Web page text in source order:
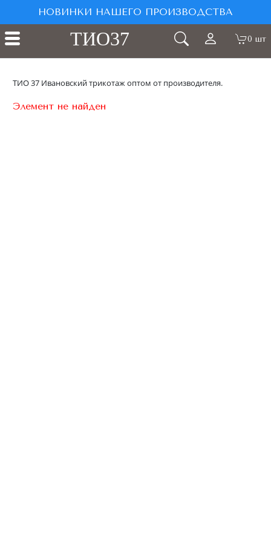
НОВИНКИ НАШЕГО ПРОИЗВОДСТВА
ТИО37 0 шт
ТИО 37 Ивановский трикотаж оптом от производителя.
Элемент не найден